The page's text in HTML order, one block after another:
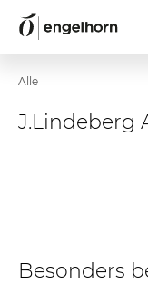
Alle
J.Lindeberg
Besonders